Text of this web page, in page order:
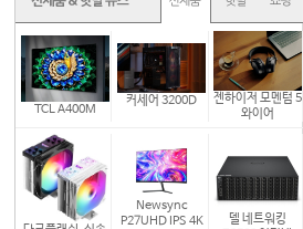
TCL A400M
커세어 3200D
젠하이저 모멘텀 5
와이어
Newsync
P27UHD IPS 4K
델 네트워킹